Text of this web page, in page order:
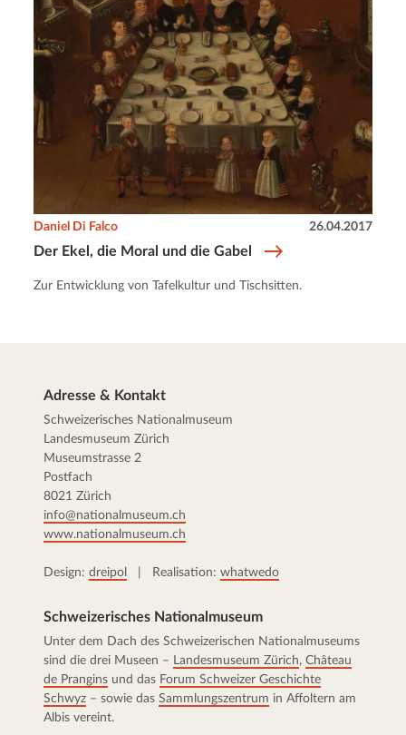
Der Ekel, die Moral und die Gabel
Daniel Di Falco 26.04.2017
Zur Entwicklung von Tafelkultur und Tischsitten.
Adresse & Kontakt
Schweizerisches Nationalmuseum
Landesmuseum Zürich
Museumstrasse 2
Postfach
8021 Zürich
info@nationalmuseum.ch
www.nationalmuseum.ch
Design: dreipol | Realisation: whatwedo
Schweizerisches Nationalmuseum
Unter dem Dach des Schweizerischen Nationalmuseums
sind die drei Museen – Landesmuseum Zürich, Château
de Prangins und das Forum Schweizer Geschichte
Schwyz – sowie das Sammlungszentrum in Affoltern am
Albis vereint.